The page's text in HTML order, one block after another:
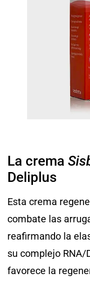
La crema
Deliplus
Esta crema
combate las
reafirmando la
su complejo RNA/
favorece la